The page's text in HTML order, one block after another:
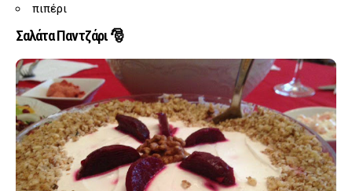
πιπέρι
Σαλάτα Παντζάρι 🎅